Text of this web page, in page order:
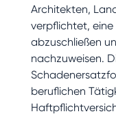
Architekten,
verpflichtet,
abzuschließen
nachzuweisen.
beruflichen